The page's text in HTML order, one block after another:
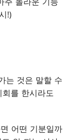
!)
는 것은 말할 수
를 한시라도
어떤 기분일까